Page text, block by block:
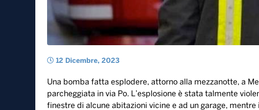
12 Dicembre, 2023
Una bomba fatta esplodere, attorno alla mezzanotte, a
parcheggiata in via Po. L’esplosione è stata talmente
finestre di alcune abitazioni vicine e ad un garage,